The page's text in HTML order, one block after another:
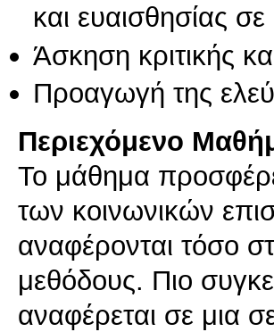
και ευαισθησίας
Άσκηση κριτικής
Προαγωγή της
Περιεχόμενο
Το μάθημα
των κοινωνικών
αναφέρονται τόσο
μεθόδους. Πιο
αναφέρεται σε μια